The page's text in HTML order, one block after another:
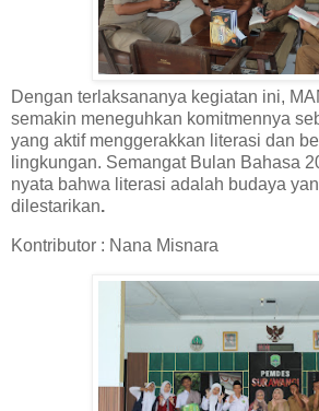
Dengan terlaksananya kegiatan ini,
semakin meneguhkan komitmennya
yang aktif menggerakkan literasi dan
lingkungan. Semangat Bulan Bahasa
nyata bahwa literasi adalah budaya
dilestarikan.
Kontributor : Nana Misnara